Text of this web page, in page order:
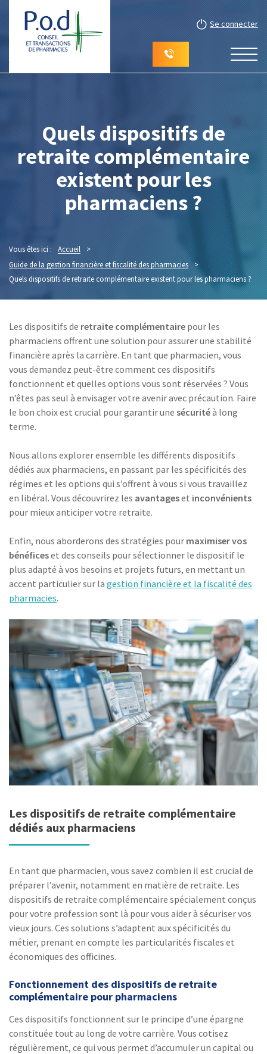
Se connecter
Quels dispositifs de
retraite complémentaire
existent pour les
pharmaciens ?
Vous êtes ici : Accueil
>
Guide de la gestion financière et fiscalité des pharmacies
>
Quels dispositifs de retraite complémentaire existent pour les pharmaciens ?
Les dispositifs de retraite complémentaire pour les
pharmaciens offrent une solution pour assurer une stabilité
financière après la carrière. En tant que pharmacien, vous
vous demandez peut-être comment ces dispositifs
fonctionnent et quelles options vous sont réservées ? Vous
n’êtes pas seul à envisager votre avenir avec précaution. Faire
le bon choix est crucial pour garantir une sécuritéà long
terme.
Nous allons explorer ensemble les différents dispositifs
dédiés aux pharmaciens, en passant par les spécificités des
régimes et les options qui s’offrent à vous si vous travaillez
en libéral. Vous découvrirez les avantageset inconvénients
pour mieux anticiper votre retraite.
Enfin, nous aborderons des stratégies pour maximiser vos
bénéficeset des conseils pour sélectionner le dispositif le
plus adapté à vos besoins et projets futurs, en mettant un
accent particulier sur la gestion financière et la fiscalité des
pharmacies.
Les dispositifs de retraite complémentaire
dédiés aux pharmaciens
En tant que pharmacien, vous savez combien il est crucial de
préparer l’avenir, notamment en matière de retraite. Les
dispositifs de retraite complémentaire spécialement conçus
pour votre profession sont là pour vous aider à sécuriser vos
vieux jours. Ces solutions s’adaptent aux spécificités du
métier, prenant en compte les particularités fiscales et
économiques des officines.
Fonctionnement des dispositifs de retraite
complémentaire pour pharmaciens
Ces dispositifs fonctionnent sur le principe d’une épargne
constituée tout au long de votre carrière. Vous cotisez
régulièrement, ce qui vous permet d’accumuler un capital ou